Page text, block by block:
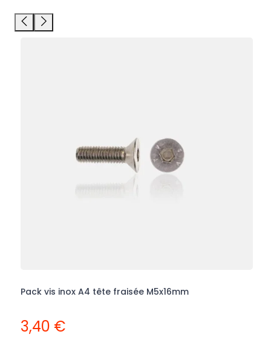
Pack vis inox A4 tête fraisée M5x16mm
3,40 €